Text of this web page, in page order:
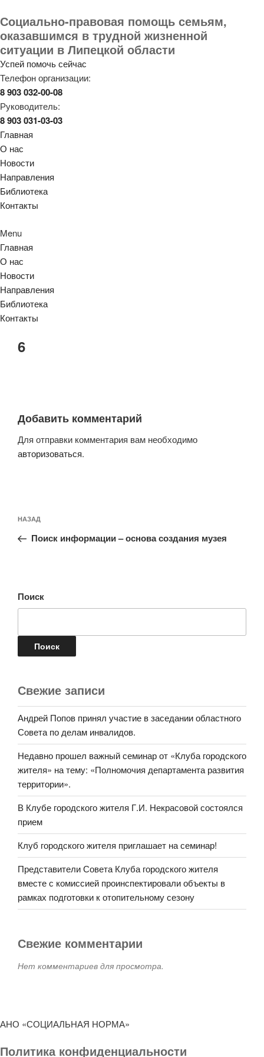
Социально-правовая помощь семьям,
оказавшимся в трудной жизненной
ситуации в Липецкой области
Успей помочь сейчас
Телефон организации:
8 903 032-00-08
Руководитель:
8 903 031-03-03
Главная
О нас
Новости
Направления
Библиотека
Контакты
Menu
Главная
О нас
Новости
Направления
Библиотека
Контакты
6
Добавить комментарий
Для отправки комментария вам необходимо
авторизоваться.
по
записям
Предыдущая
запись:
НАЗАД
Поиск информации – основа создания музея
Поиск
Поиск
Свежие записи
Андрей Попов принял участие в заседании областного
Совета по делам инвалидов.
Недавно прошел важный семинар от «Клуба городского
жителя» на тему: «Полномочия департамента развития
территории».
В Клубе городского жителя Г.И. Некрасовой состоялся
прием
Клуб городского жителя приглашает на семинар!
Представители Совета Клуба городского жителя
вместе с комиссией проинспектировали объекты в
рамках подготовки к отопительному сезону
Свежие комментарии
Нет комментариев для просмотра.
АНО «СОЦИАЛЬНАЯ НОРМА»
Политика конфиденциальности